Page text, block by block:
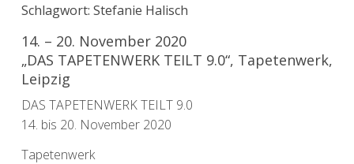
Schlagwort: Stefanie Halisch
14. – 20. November 2020
„DAS TAPETENWERK TEILT 9.0“, Tapetenwerk,
Leipzig
DAS TAPETENWERK TEILT 9.0
14. bis 20. November 2020
Tapetenwerk